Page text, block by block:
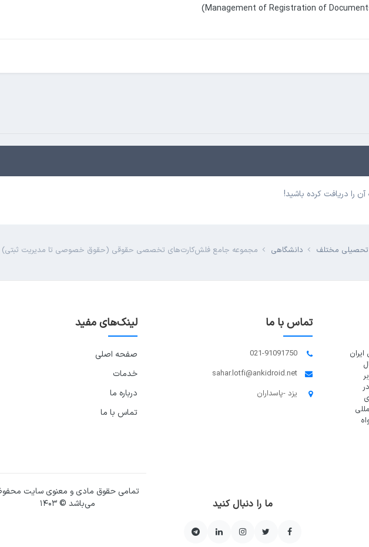
آن را دریافت کرده باشید!
مختلف دانشگاهی مجموعه جامع فلش‌کارت‌های تخصصی حقوقی (حقوق خصوصی تا مدیریت ثبتی)
تماس با ما
021-91091750
sahar.lotfi@ankidroid.net
یزد -پاسداران
لینک‌های مفید
صفحه اصلی
خدمات
درباره ما
تماس با ما
ما را دنبال کنید
تمامی حقوق مادی و معنوی سایت
می‌باشد © ۱۴۰۳